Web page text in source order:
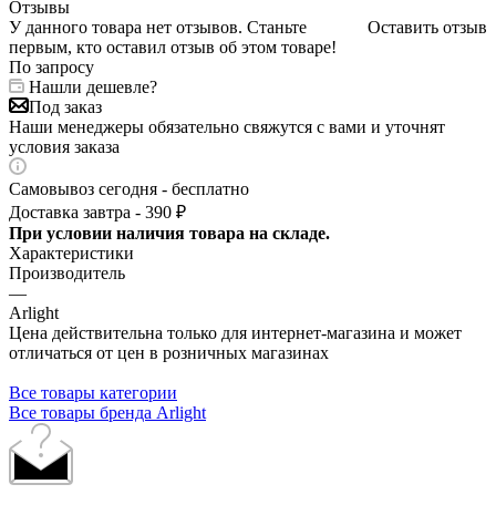
Отзывы
Оставить отзыв
У данного товара нет отзывов. Станьте
первым, кто оставил отзыв об этом товаре!
По запросу
Нашли дешевле?
Под заказ
Наши менеджеры обязательно свяжутся с вами и уточнят
условия заказа
Самовывоз сегодня - бесплатно
Доставка завтра - 390 ₽
При условии наличия товара на складе.
Характеристики
Производитель
—
Arlight
Цена действительна только для интернет-магазина и может
отличаться от цен в розничных магазинах
Все товары категории
Все товары бренда Arlight